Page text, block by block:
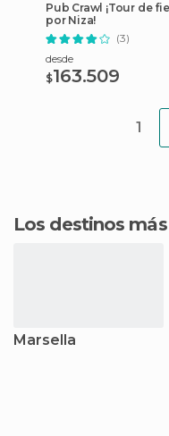
Pub Crawl ¡Tour de
por Niza!
(3)
desde
$163.509
1
Los destinos
Marsella